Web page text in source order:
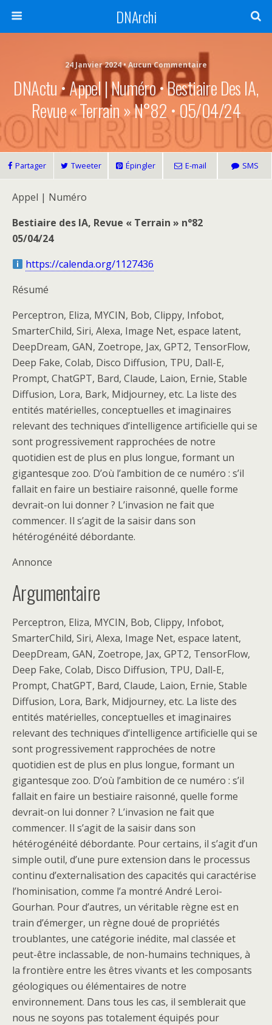
DNArchi
24 Janvier 2024 • Aucun Commentaire
DNActu • Appel | Numéro • Bestiaire Des IA,
Revue « Terrain » N°82 • 05/04/24
Partager Tweeter Épingler E-mail SMS
Appel | Numéro
Bestiaire des IA, Revue « Terrain » n°82
05/04/24
https://calenda.org/1127436
Résumé
Perceptron, Eliza, MYCIN, Bob, Clippy, Infobot,
SmarterChild, Siri, Alexa, Image Net, espace latent,
DeepDream, GAN, Zoetrope, Jax, GPT2, TensorFlow,
Deep Fake, Colab, Disco Diffusion, TPU, Dall-E,
Prompt, ChatGPT, Bard, Claude, Laion, Ernie, Stable
Diffusion, Lora, Bark, Midjourney, etc. La liste des
entités matérielles, conceptuelles et imaginaires
relevant des techniques d’intelligence artificielle qui se
sont progressivement rapprochées de notre
quotidien est de plus en plus longue, formant un
gigantesque zoo. D’où l’ambition de ce numéro : s’il
fallait en faire un bestiaire raisonné, quelle forme
devrait-on lui donner ? L’invasion ne fait que
commencer. Il s’agit de la saisir dans son
hétérogénéité débordante.
Annonce
Argumentaire
Perceptron, Eliza, MYCIN, Bob, Clippy, Infobot,
SmarterChild, Siri, Alexa, Image Net, espace latent,
DeepDream, GAN, Zoetrope, Jax, GPT2, TensorFlow,
Deep Fake, Colab, Disco Diffusion, TPU, Dall-E,
Prompt, ChatGPT, Bard, Claude, Laion, Ernie, Stable
Diffusion, Lora, Bark, Midjourney, etc. La liste des
entités matérielles, conceptuelles et imaginaires
relevant des techniques d’intelligence artificielle qui se
sont progressivement rapprochées de notre
quotidien est de plus en plus longue, formant un
gigantesque zoo. D’où l’ambition de ce numéro : s’il
fallait en faire un bestiaire raisonné, quelle forme
devrait-on lui donner ? L’invasion ne fait que
commencer. Il s’agit de la saisir dans son
hétérogénéité débordante. Pour certains, il s’agit d’un
simple outil, d’une pure extension dans le processus
continu d’externalisation des capacités qui caractérise
l’hominisation, comme l’a montré André Leroi-
Gourhan. Pour d’autres, un véritable règne est en
train d’émerger, un règne doué de propriétés
troublantes, une catégorie inédite, mal classée et
peut-être inclassable, de non-humains techniques, à
la frontière entre les êtres vivants et les composants
géologiques ou élémentaires de notre
environnement. Dans tous les cas, il semblerait que
nous ne soyons pas totalement équipés pour